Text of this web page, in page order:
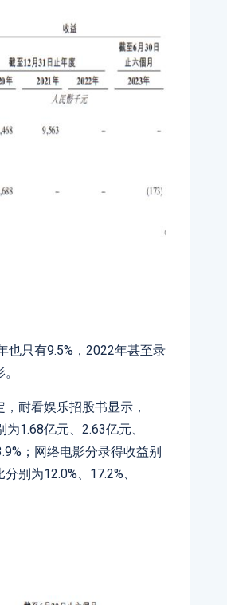
也只有9.5%，2022年甚至录
耐看娱乐招股书显示，
1.68亿元、2.63亿元、
；网络电影分录得收益别
别为12.0%、17.2%、